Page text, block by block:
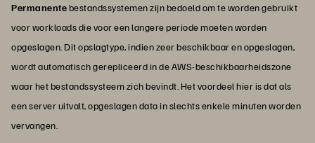
Permanentebestandssystemen zijn bedoeld om te worden gebruikt
voor workloads die voor een langere periode moeten worden
opgeslagen. Dit opslagtype, indien zeer beschikbaar en opgeslagen,
wordt automatisch gerepliceerd in de AWS-beschikbaarheidszone
waar het bestandssysteem zich bevindt. Het voordeel hier is dat als
een server uitvalt, opgeslagen data in slechts enkele minuten worden
vervangen.